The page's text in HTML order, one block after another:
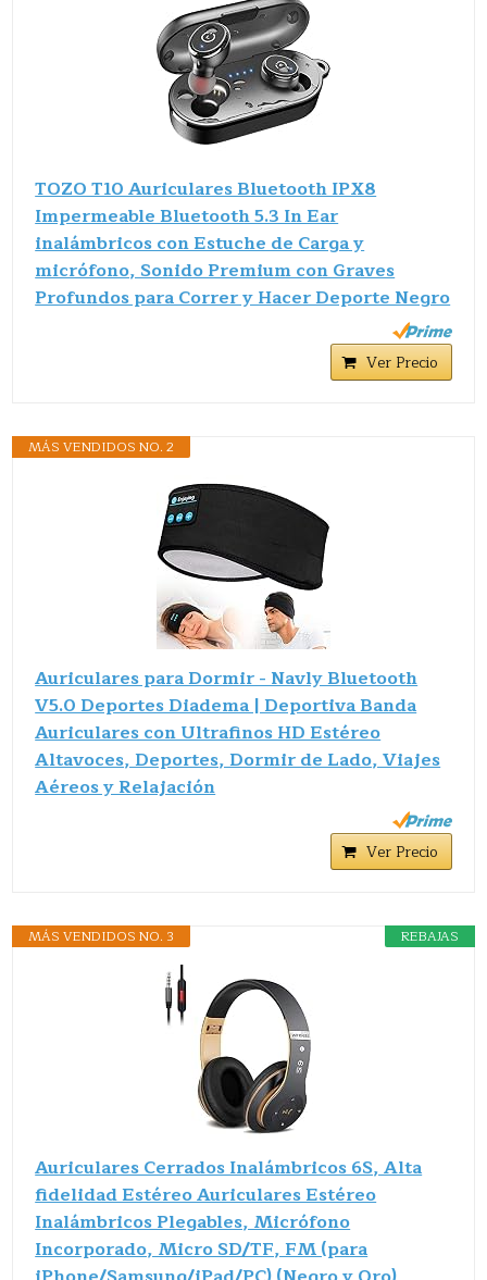
TOZO T10 Auriculares Bluetooth IPX8
Impermeable Bluetooth 5.3 In Ear
inalámbricos con Estuche de Carga y
micrófono, Sonido Premium con Graves
Profundos para Correr y Hacer Deporte Negro
Ver Precio
MÁS VENDIDOS NO. 2
Auriculares para Dormir - Navly Bluetooth
V5.0 Deportes Diadema | Deportiva Banda
Auriculares con Ultrafinos HD Estéreo
Altavoces, Deportes, Dormir de Lado, Viajes
Aéreos y Relajación
Ver Precio
REBAJAS
MÁS VENDIDOS NO. 3
Auriculares Cerrados Inalámbricos 6S, Alta
fidelidad Estéreo Auriculares Estéreo
Inalámbricos Plegables, Micrófono
Incorporado, Micro SD/TF, FM (para